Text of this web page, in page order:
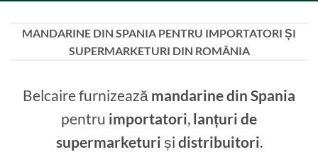
MANDARINE DIN SPANIA PENTRU IMPORTATORI ȘI
SUPERMARKETURI DIN ROMÂNIA
Belcaire furnizează mandarine din Spania
pentru importatori, lanțuri de
supermarketuri și distribuitori.